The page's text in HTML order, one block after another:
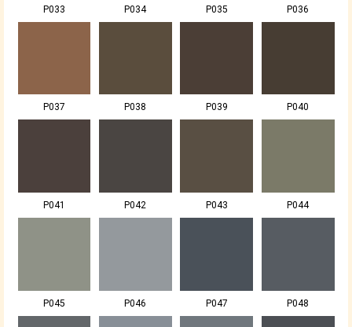
P033 P034 P035 P036
P037 P038 P039 P040
P041 P042 P043 P044
P045 P046 P047 P048